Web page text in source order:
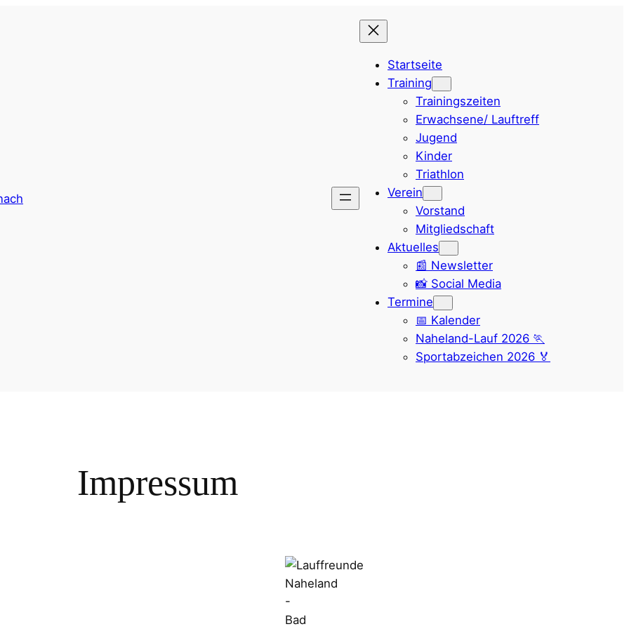
Startseite
Training
Trainingszeiten
Erwachsene/ Lauftreff
Jugend
Kinder
Triathlon
Verein
Vorstand
Mitgliedschaft
Aktuelles
📰 Newsletter
📸 Social Media
Termine
📅 Kalender
Naheland-Lauf 2026 🏃
Sportabzeichen 2026 🏅
Impressum